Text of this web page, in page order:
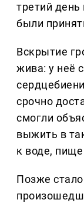
третий день
были
Вскрытие
жива: у неё
срочно
смогли
выжить в
к воде, пище
Позже